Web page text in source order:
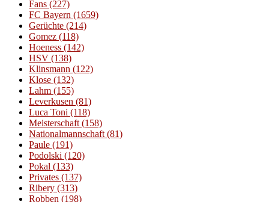
Fans (227)
FC Bayern (1659)
Gerüchte (214)
Gomez (118)
Hoeness (142)
HSV (138)
Klinsmann (122)
Klose (132)
Lahm (155)
Leverkusen (81)
Luca Toni (118)
Meisterschaft (158)
Nationalmannschaft (81)
Paule (191)
Podolski (120)
Pokal (133)
Privates (137)
Ribery (313)
Robben (198)